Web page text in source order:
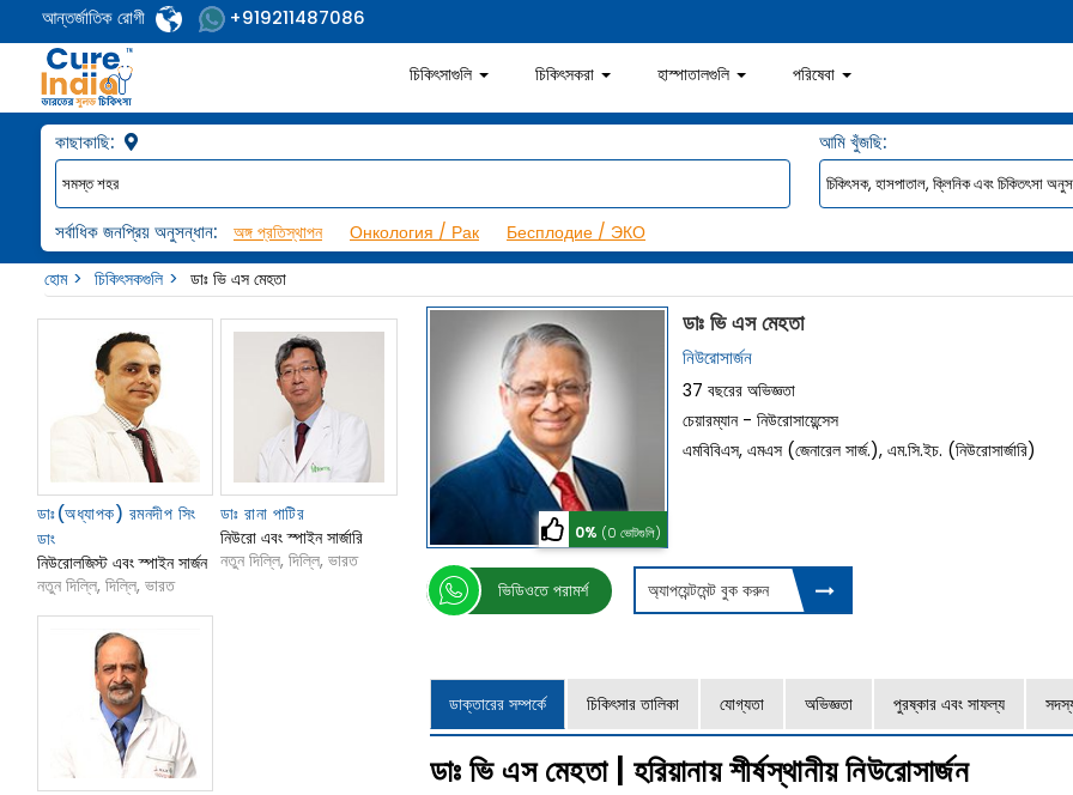
আন্তর্জাতিক রোগী +919211487086
চিকিৎসাগুলি চিকিৎসকরা হাস্পাতালগুলি পরিষেবা
কাছাকাছি: আমি খুঁজছি:
সর্বাধিক জনপ্রিয় অনুসন্ধান: অঙ্গ প্রতিস্থাপন Онкология / Рак
Бесплодие / ЭКО
হোম
চিকিৎসকগুলি ডাঃ ভি এস মেহতা
0% (0 ভোটগুলি)
ডাঃ ভি এস মেহতা
নিউরোসার্জন
37 বছরের অভিজ্ঞতা
চেয়ারম্যান - নিউরোসায়েন্সেস
এমবিবিএস, এমএস (জেনারেল সার্জ.), এম.সি.ইচ. (নিউরোসার্জারি)
ভিডিওতে পরামর্শ অ্যাপয়েন্টমেন্ট বুক করুন
ডাক্তারের সম্পর্কে চিকিৎসার তালিকা যোগ্যতা অভিজ্ঞতা পুরষ্কার এবং সাফল্য
ডাঃ ভি এস মেহতা | হরিয়ানায় শীর্ষস্থানীয় নিউরোসার্জন
ডাঃ(অধ্যাপক) রমনদীপ সিং
ডাং
নিউরোলজিস্ট এবং স্পাইন সার্জন
নতুন দিল্লি, দিল্লি, ভারত
ডাঃ রানা পাটির
নিউরো এবং স্পাইন সার্জারি
নতুন দিল্লি, দিল্লি, ভারত